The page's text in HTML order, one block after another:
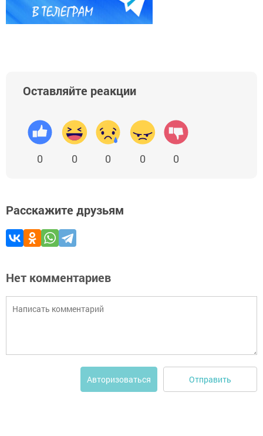
Оставляйте реакции
0 0 0 0 0
Расскажите друзьям
Нет комментариев
Авторизоваться Отправить